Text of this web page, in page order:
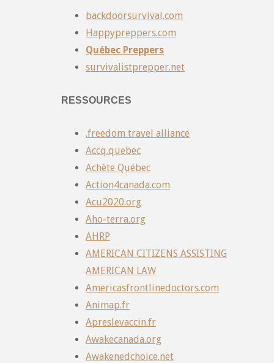
backdoorsurvival.com
Happypreppers.com
Québec Preppers
survivalistprepper.net
RESSOURCES
.freedom travel alliance
Accq.quebec
Achète Québec
Action4canada.com
Acu2020.org
Aho-terra.org
AHRP
AMERICAN CITIZENS ASSISTING
AMERICAN LAW
Americasfrontlinedoctors.com
Animap.fr
Apreslevaccin.fr
Awakecanada.org
Awakenedchoice.net